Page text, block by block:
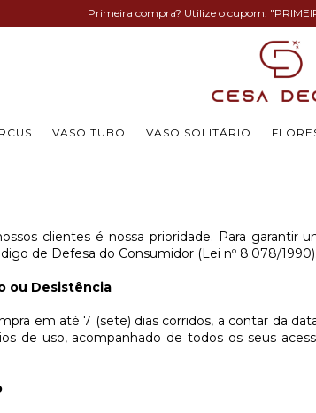
Primeira compra? Utilize o cupom:
VASO TUBO VASO SOLITÁRIO
clientes é nossa prioridade. Para
de Defesa do Consumidor (Lei nº 8.078/1990).
ou Desistência
em até 7 (sete) dias corridos, a contar da
de uso, acompanhado de todos os seus